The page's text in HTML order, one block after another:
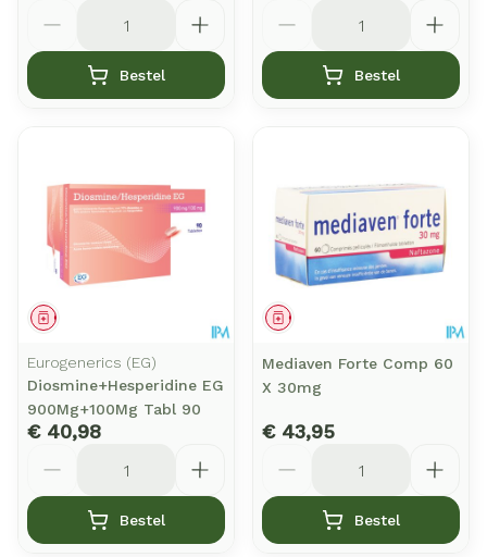
Bestel Bestel
Geneesmiddel
Eurogenerics (EG)
Diosmine+Hesperidine EG
900Mg+100Mg Tabl 90
€ 40,98
Bestel
Geneesmiddel
Mediaven Forte Comp 60
X 30mg
€ 43,95
Bestel